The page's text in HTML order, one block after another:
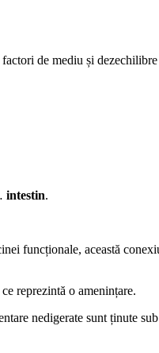
de mediu și dezechilibre
intestin.
funcționale, această
reprezintă o amenințare.
nedigerate sunt ținute